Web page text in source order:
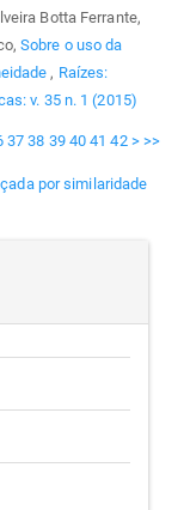
Botta Ferrante,
Sobre o uso da
, Raízes:
v. 35 n. 1 (2015)
37 38 39 40 41 42 > >>
por similaridade